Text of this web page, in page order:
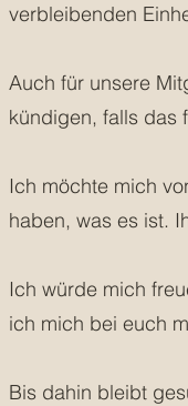
verbleibenden
Auch für unsere
kündigen, falls das
Ich möchte mich
haben, was es ist.
Ich würde mich
ich mich bei euch
Bis dahin bleibt